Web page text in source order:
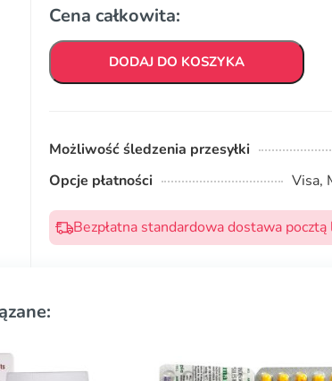
Cena całkowita:
DODAJ DO KOSZYKA
Możliwość śledzenia przesyłki
Opcje płatności
Visa,
Bezpłatna standardowa dostawa